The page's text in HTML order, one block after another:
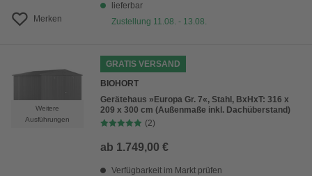
Merken
lieferbar
Zustellung 11.08. - 13.08.
Weitere
Ausführungen
GRATIS VERSAND
BIOHORT
Gerätehaus »Europa Gr. 7«, Stahl, BxHxT: 316 x
209 x 300 cm (Außenmaße inkl. Dachüberstand)
(2)
ab 1.749,00 €
Verfügbarkeit im Markt prüfen